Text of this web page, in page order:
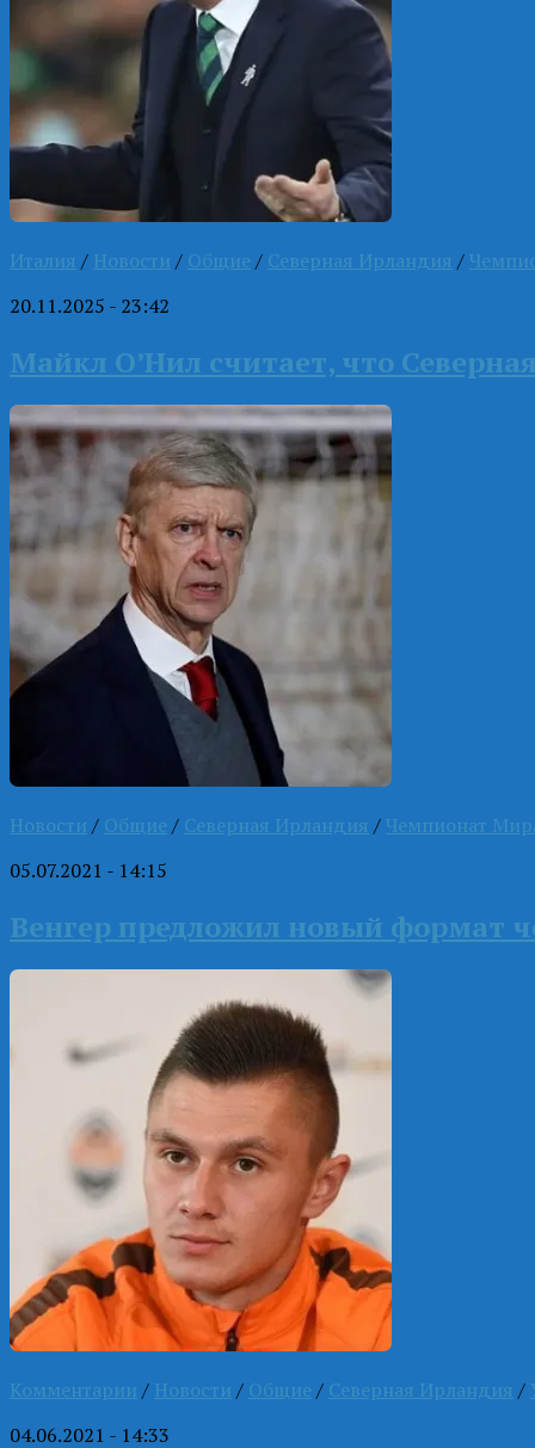
Италия / Новости / Общие / Северная Ирландия /
20.11.2025 - 23:42
Майкл О’Нил считает, что
Новости / Общие / Северная Ирландия / Чемпионат
05.07.2021 - 14:15
Венгер предложил новый формат
Комментарии / Новости / Общие / Северная Ирландия /
04.06.2021 - 14:33